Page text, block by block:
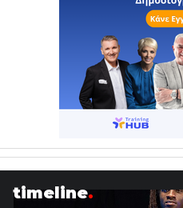
timeline